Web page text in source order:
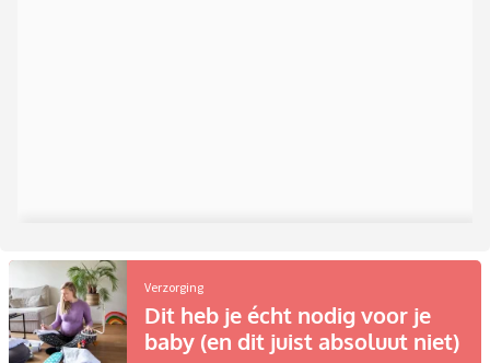
Verzorging
Dit heb je écht nodig voor je
baby (en dit juist absoluut niet)